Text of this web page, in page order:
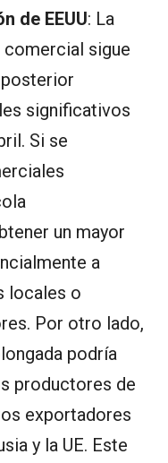
de EEUU: La
comercial sigue
significativos
Si se
un mayor
a
locales o
Por otro lado,
podría
productores de
exportadores
y la UE. Este